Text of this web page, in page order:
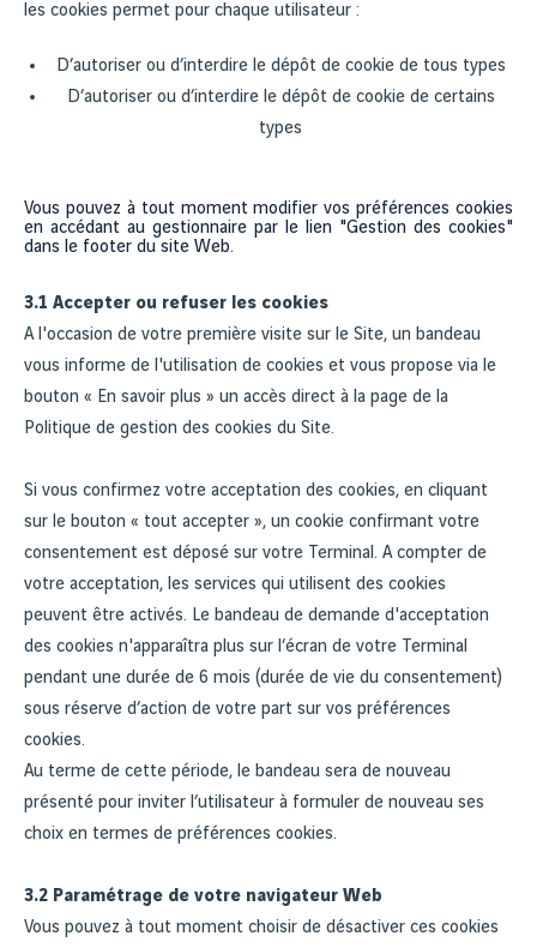
les cookies permet pour chaque utilisateur :
D’autoriser ou d’interdire le dépôt de cookie de tous types
D’autoriser ou d’interdire le dépôt de cookie de certains
types
Vous pouvez à tout moment modifier vos préférences cookies
en accédant au gestionnaire par le lien "Gestion des cookies"
dans le footer du site Web.
3.1 Accepter ou refuser les cookies
A l'occasion de votre première visite sur le Site, un bandeau
vous informe de l'utilisation de cookies et vous propose via le
bouton « En savoir plus » un accès direct à la page de la
Politique de gestion des cookies du Site.
Si vous confirmez votre acceptation des cookies, en cliquant
sur le bouton « tout accepter », un cookie confirmant votre
consentement est déposé sur votre Terminal. A compter de
votre acceptation, les services qui utilisent des cookies
peuvent être activés. Le bandeau de demande d'acceptation
des cookies n'apparaîtra plus sur l’écran de votre Terminal
pendant une durée de 6 mois (durée de vie du consentement)
sous réserve d’action de votre part sur vos préférences
cookies.
Au terme de cette période, le bandeau sera de nouveau
présenté pour inviter l’utilisateur à formuler de nouveau ses
choix en termes de préférences cookies.
3.2 Paramétrage de votre navigateur Web
Vous pouvez à tout moment choisir de désactiver ces cookies